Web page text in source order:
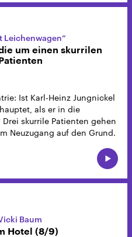
Leichenwagen“
um einen skurrilen
Ist Karl-Heinz Jungnickel
als er in die
skurrile Patienten gehen
Neuzugang auf den Grund.
Baum
Hotel (8/9)